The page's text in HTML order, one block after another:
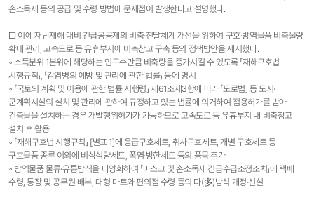
손소독제 등의 공급 및 수령 방법에 문제점이 발생한다고 설명했다.
□ 이에 재난재해 대비 긴급공공재의 비축·전달체계 개선을 위하여 구호·방역물품 비축물량
확대 관리, 고속도로 등 유휴부지에 비축창고 구축 등의 정책방안을 제시했다.
◦ 소득분위 1분위에 해당하는 인구수만큼 비축량을 증가시킬 수 있도록 「재해구호법
시행규칙」, 「감염병의 예방 및 관리에 관한 법률」 등에 명시
◦ 「국토의 계획 및 이용에 관한 법률 시행령」 제61조제3항에 따라 「도로법」 등 도시·
군계획시설의 설치 및 관리에 관하여 규정하고 있는 법률에 의거하여 점용허가를 받아
건축물을 설치하는 경우 개발행위허가가 가능하므로 고속도로 등 유휴부지 내 비축창고
설치 후 활용
◦ 「재해구호법 시행규칙」 [별표 1]에 응급구호세트, 취사구호세트, 개별 구호세트 등
구호물품 종류 이외에 비상식량세트, 폭염·방한세트 등의 품목 추가
◦ 방역물품 물류·유통방식을 다양화하여 「마스크 및 손소독제 긴급수급조정조치」에 택배
수령, 통장 및 공무원 배부, 대형 마트와 편의점 수령 등의 다(多)방식 개정·신설